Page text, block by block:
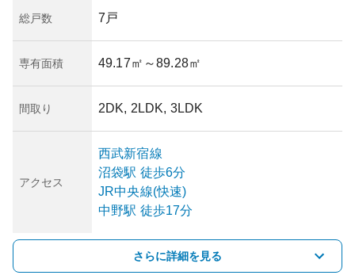
総戸数 7戸
専有面積 49.17㎡ ～89.28㎡
間取り 2DK, 2LDK, 3LDK
アクセス
西武新宿線
沼袋駅 徒歩6分
JR中央線(快速)
中野駅 徒歩17分
さらに詳細を見る